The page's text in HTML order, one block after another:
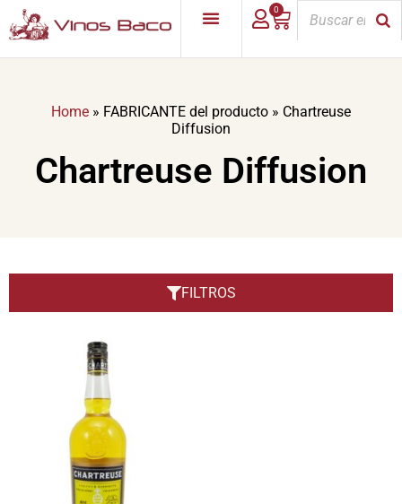
0
Home » FABRICANTE del producto » Chartreuse
Diffusion
Chartreuse Diffusion
FILTROS